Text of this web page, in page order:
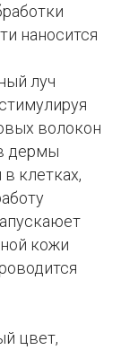
наносится
луч
волокон
дермы
клетках,
кожи
цвет,